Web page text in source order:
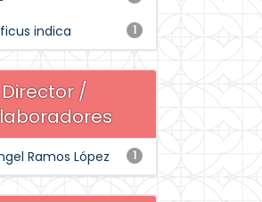
1
indica
Director /
1
Ramos López